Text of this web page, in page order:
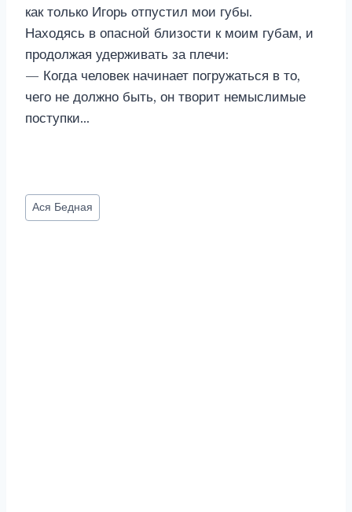
как только Игорь отпустил мои губы.
Находясь в опасной близости к моим губам, и
продолжая удерживать за плечи:
— Когда человек начинает погружаться в то,
чего не должно быть, он творит немыслимые
поступки…
Метки
записи:
Ася Бедная